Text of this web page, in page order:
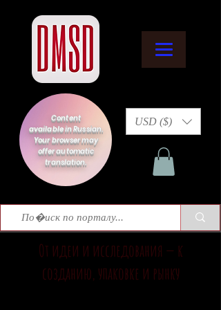
Content
available in Russian.
Your browser may
offer automatic
translation.
USD ($)
От идеи и исследования — к
созданию, упаковке и рынку